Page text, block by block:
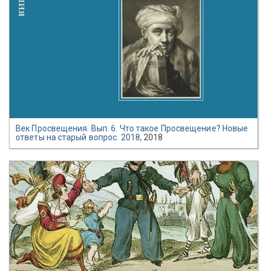
Век Просвещения. Вып. 6. Что такое Просвещение? Новые
ответы на старый вопрос. 2018, 2018